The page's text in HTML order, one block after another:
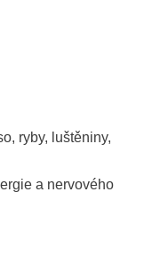
ryby, luštěniny,
a nervového